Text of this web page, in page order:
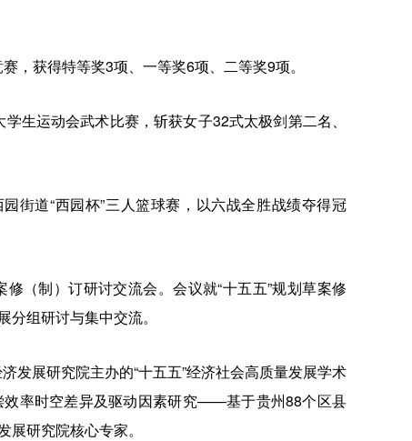
，获得特等奖3项、一等奖6项、二等奖9项。
生运动会武术比赛，斩获女子32式太极剑第二名、
街道“西园杯”三人篮球赛，以六战全胜战绩夺得冠
（制）订研讨交流会。会议就“十五五”规划草案修
组研讨与集中交流。
发展研究院主办的“十五五”经济社会高质量发展学术
效率时空差异及驱动因素研究——基于贵州88个区县
研究院核心专家。